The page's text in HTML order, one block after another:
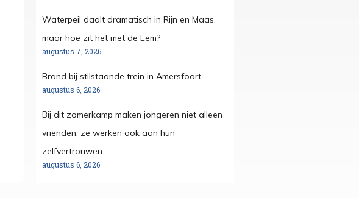
Waterpeil daalt dramatisch in Rijn en Maas,
maar hoe zit het met de Eem?
augustus 7, 2026
Brand bij stilstaande trein in Amersfoort
augustus 6, 2026
Bij dit zomerkamp maken jongeren niet alleen
vrienden, ze werken ook aan hun
zelfvertrouwen
augustus 6, 2026